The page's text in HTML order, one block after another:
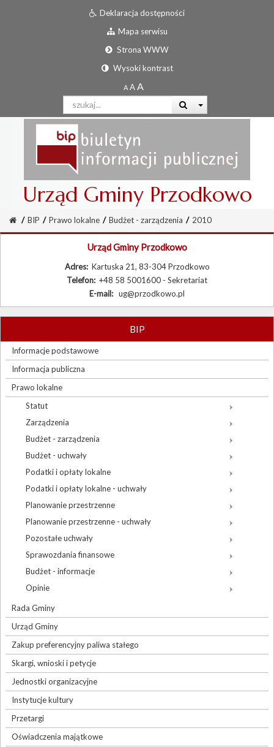
Deklaracja dostępności
Mapa serwisu
Strona WWW
Wysoki kontrast
Urząd Gminy Przodkowo
/ BIP / Prawo lokalne / Budżet - zarządzenia / 2010
Urząd Gminy Przodkowo
Adres: Kartuska 21, 83-304 Przodkowo
Telefon: +48 58 5001600 - Sekretariat
E-mail: ug@przodkowo.pl
BIP
Informacje podstawowe
Informacja publiczna
Prawo lokalne
Statut
Zarządzenia
Budżet - zarządzenia
Budżet - uchwały
Podatki i opłaty lokalne
Podatki i opłaty lokalne - uchwały
Planowanie przestrzenne
Planowanie przestrzenne - uchwały
Pozostałe uchwały
Sprawozdania finansowe
Budżet - informacje
Opinie
Rada Gminy
Urząd Gminy
Zakup preferencyjny paliwa stałego
Skargi, wnioski i petycje
Jednostki organizacyjne
Instytucje kultury
Przetargi
Oświadczenia majątkowe